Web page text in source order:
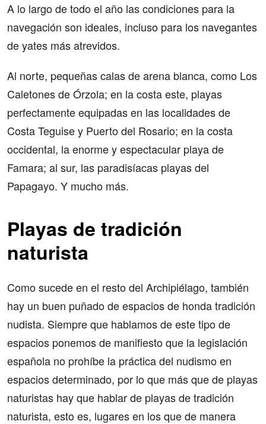
A lo largo de todo el año las condiciones para la
navegación son ideales, incluso para los navegantes
de yates más atrevidos.
Al norte, pequeñas calas de arena blanca, como Los
Caletones de Órzola; en la costa este, playas
perfectamente equipadas en las localidades de
Costa Teguise y Puerto del Rosario; en la costa
occidental, la enorme y espectacular playa de
Famara; al sur, las paradisíacas playas del
Papagayo. Y mucho más.
Playas de tradición
naturista
Como sucede en el resto del Archipiélago, también
hay un buen puñado de espacios de honda tradición
nudista. Siempre que hablamos de este tipo de
espacios ponemos de manifiesto que la legislación
española no prohíbe la práctica del nudismo en
espacios determinado, por lo que más que de playas
naturistas hay que hablar de playas de tradición
naturista, esto es, lugares en los que de manera